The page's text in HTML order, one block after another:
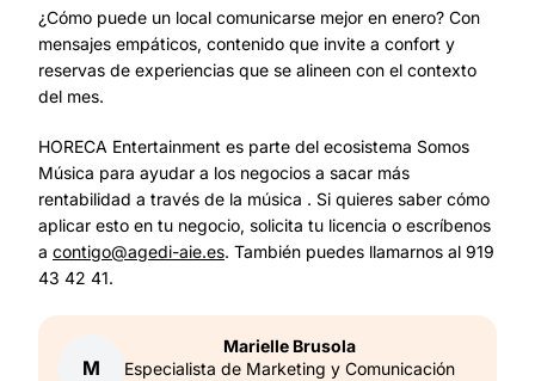
¿Cómo puede un local comunicarse mejor en enero? Con
mensajes empáticos, contenido que invite a confort y
reservas de experiencias que se alineen con el contexto
del mes.
HORECA Entertainment es parte del ecosistema Somos
Música para ayudar a los negocios a sacar más
rentabilidad a través de la música . Si quieres saber cómo
aplicar esto en tu negocio, solicita tu licencia o escríbenos
a contigo@agedi-aie.es. También puedes llamarnos al 919
43 42 41.
M
Marielle Brusola
Especialista de Marketing y Comunicación